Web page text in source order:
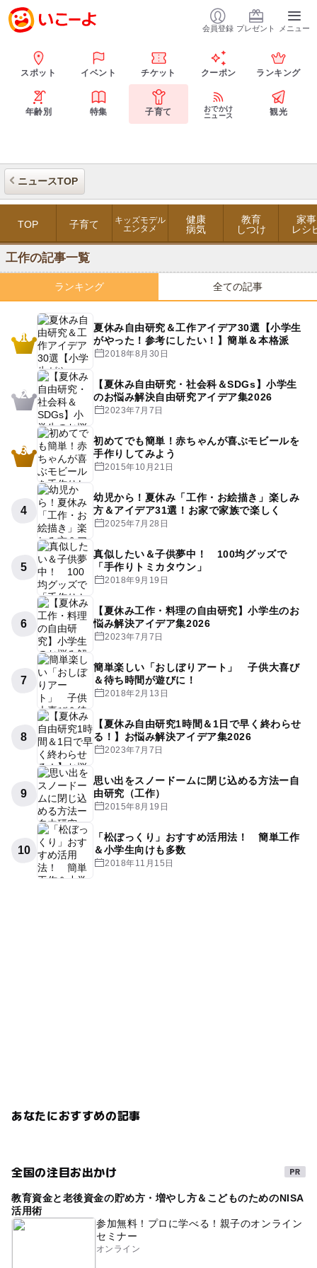
会員登録 プレゼント メニュー
スポット イベント チケット クーポン ランキング
年齢別 特集 子育て
おでかけ
ニュース
観光
ニュースTOP
TOP 子育て
キッズモデル
エンタメ
健康
病気
教育
しつけ
家事
レシ
工作の記事一覧
ランキング 全ての記事
1
夏休み自由研究＆工作アイデア30選【小学生
がやった！参考にしたい！】簡単＆本格派
2018年8月30日
2
【夏休み自由研究・社会科＆SDGs】小学生
のお悩み解決自由研究アイデア集2026
2023年7月7日
3
初めてでも簡単！赤ちゃんが喜ぶモビールを
手作りしてみよう
2015年10月21日
4
幼児から！夏休み「工作・お絵描き」楽しみ
方＆アイデア31選！お家で家族で楽しく
2025年7月28日
5
真似したい＆子供夢中！ 100均グッズで
「手作りトミカタウン」
2018年9月19日
6
【夏休み工作・料理の自由研究】小学生のお
悩み解決アイデア集2026
2023年7月7日
7
簡単楽しい「おしぼりアート」 子供大喜び
＆待ち時間が遊びに！
2018年2月13日
8
【夏休み自由研究1時間＆1日で早く終わらせ
る！】お悩み解決アイデア集2026
2023年7月7日
9
思い出をスノードームに閉じ込める方法ー自
由研究（工作）
2015年8月19日
10
「松ぼっくり」おすすめ活用法！ 簡単工作
＆小学生向けも多数
2018年11月15日
あなたにおすすめの記事
全国の注目お出かけ
教育資金と老後資金の貯め方・増やし方＆こどものためのNISA
活用術
参加無料！プロに学べる！親子のオンライン
セミナー
オンライン